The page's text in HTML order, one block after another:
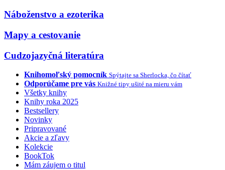
Náboženstvo a ezoterika
Mapy a cestovanie
Cudzojazyčná literatúra
Knihomoľský pomocník Spýtajte sa Sherlocka, čo čítať
Odporúčame pre vás Knižné tipy ušité na mieru vám
Všetky knihy
Knihy roka 2025
Bestsellery
Novinky
Pripravované
Akcie a zľavy
Kolekcie
BookTok
Mám záujem o titul